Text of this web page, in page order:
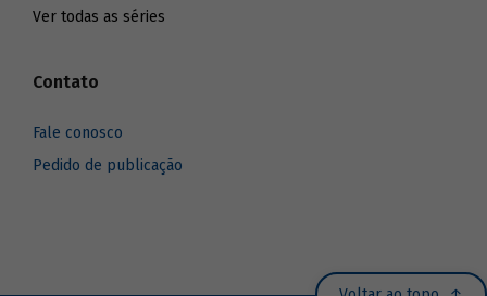
Ver todas as séries
Contato
Fale conosco
Pedido de publicação